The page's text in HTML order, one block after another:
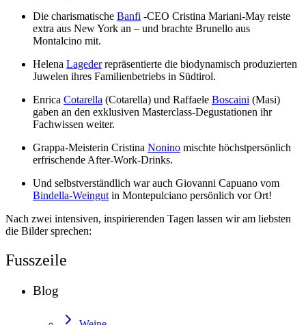
Die charismatische Banfi -CEO Cristina Mariani-May reiste
extra aus New York an – und brachte Brunello aus
Montalcino mit.
Helena Lagederrepräsentierte die biodynamisch produzierten
Juwelen ihres Familienbetriebs in Südtirol.
Enrica Cotarella (Cotarella) und Raffaele Boscaini (Masi)
gaben an den exklusiven Masterclass-Degustationen ihr
Fachwissen weiter.
Grappa-Meisterin Cristina Nonino mischte höchstpersönlich
erfrischende After-Work-Drinks.
Und selbstverständlich war auch Giovanni Capuano vom
Bindella-Weingutin Montepulciano persönlich vor Ort!
Nach zwei intensiven, inspirierenden Tagen lassen wir am liebsten
die Bilder sprechen:
Fusszeile
Blog